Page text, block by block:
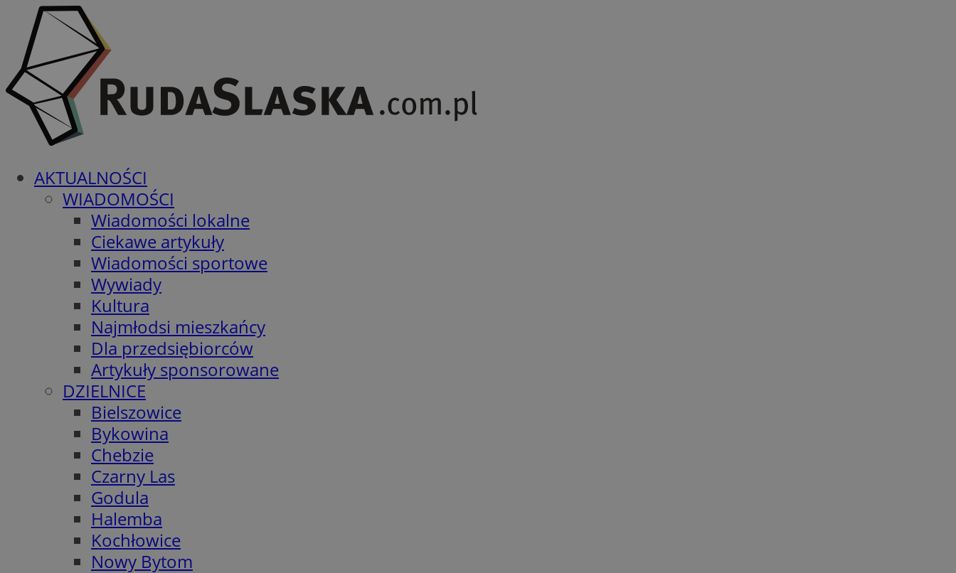
AKTUALNOŚCI
WIADOMOŚCI
Wiadomości lokalne
Ciekawe artykuły
Wiadomości sportowe
Wywiady
Kultura
Najmłodsi mieszkańcy
Dla przedsiębiorców
Artykuły sponsorowane
DZIELNICE
Bielszowice
Bykowina
Chebzie
Czarny Las
Godula
Halemba
Kochłowice
Nowy Bytom